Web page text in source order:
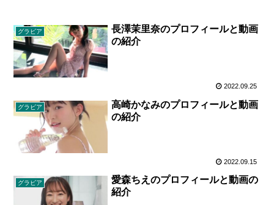
グラビア
長澤茉里奈のプロフィールと動画
の紹介
2022.09.25
グラビア
高崎かなみのプロフィールと動画
の紹介
2022.09.15
グラビア
愛森ちえのプロフィールと動画の
紹介